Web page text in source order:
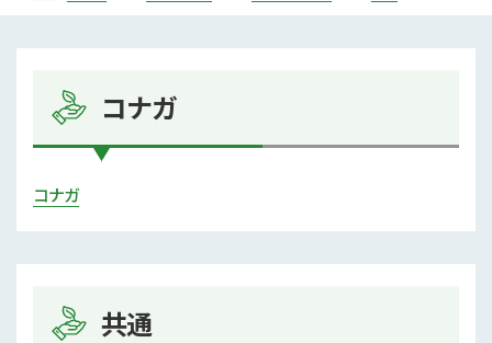
コナガ
コナガ
共通